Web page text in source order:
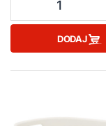
1
DODAJ